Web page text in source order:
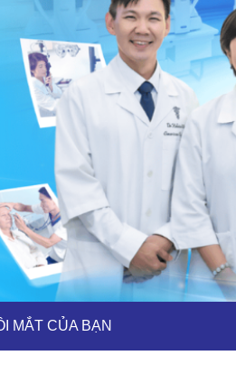
MẮT CỦA BẠN